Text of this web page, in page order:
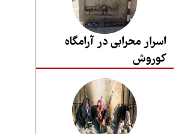
اسرار محرابی در آرامگاه
کوروش